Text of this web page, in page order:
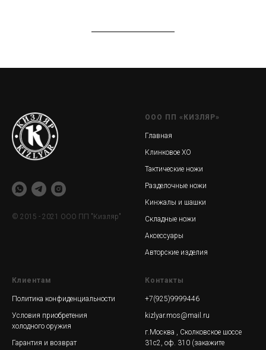
© 2015 - 2021 ООО ПП "Кизляр"
ООО ПП «КИЗЛЯР»
Главная
Клинковое ХО
Тактические ножи
Разделочные ножи
Кинжалы и шашки
Складные ножи
Аксессуары
Авторские изделия
Клиентам
Политика конфиденциальности
Условия приобретения
холодного оружия
Гарантия и возврат
Контакты
+7(925)9999446
kizlyar.mos@mail.ru
г.Москва , Сколковское шоссе
31с2, оф. 310 (закажите